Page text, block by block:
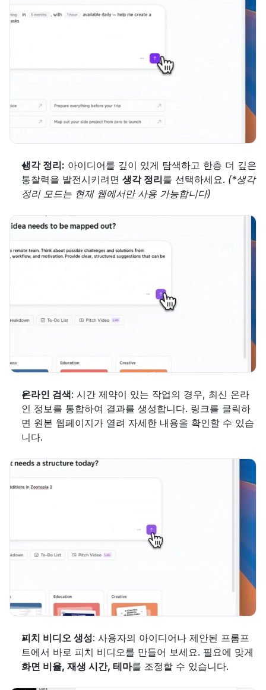
생각 정리: 아이디어를 깊이 있게 탐색하고 한층 더 깊은
통찰력을 발전시키려면 생각 정리를 선택하세요. (*생각
정리 모드는 현재 웹에서만 사용 가능합니다)
온라인 검색: 시간 제약이 있는 작업의 경우, 최신 온라
인 정보를 통합하여 결과를 생성합니다. 링크를 클릭하
면 원본 웹페이지가 열려 자세한 내용을 확인할 수 있습
니다.
피치 비디오 생성: 사용자의 아이디어나 제안된 프롬프
화면 비율, 재생 시간, 테마를 조정할 수 있습니다.